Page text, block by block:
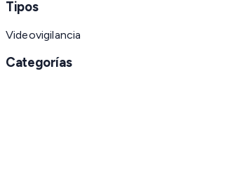
Tipos
Videovigilancia
Categorías